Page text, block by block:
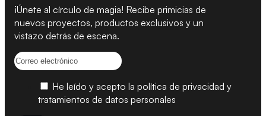
¡Únete al círculo de magia! Recibe primicias de
nuevos proyectos, productos exclusivos y un
vistazo detrás de escena.
He leído y acepto la política de privacidad y
tratamientos de datos personales